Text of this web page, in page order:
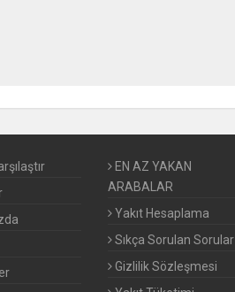
EN AZ YAKAN
ARABALAR
Yakıt Hesaplama
Sıkça Sorulan Sorular
Gizlilik Sözleşmesi